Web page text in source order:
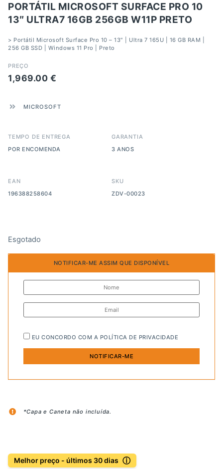
PORTÁTIL MICROSOFT SURFACE PRO 10
13″ ULTRA7 16GB 256GB W11P PRETO
> Portátil Microsoft Surface Pro 10 – 13″ | Ultra 7 165U | 16 GB RAM |
256 GB SSD | Windows 11 Pro | Preto
PREÇO
1,969.00 €
MICROSOFT
TEMPO DE ENTREGA
POR ENCOMENDA
GARANTIA
3 ANOS
EAN
196388258604
SKU
ZDV-00023
Esgotado
NOTIFICAR-ME ASSIM QUE DISPONÍVEL
EU CONCORDO COM A POLÍTICA DE PRIVACIDADE
*Capa e Caneta não incluída.
Melhor preço - últimos 30 dias ⓘ